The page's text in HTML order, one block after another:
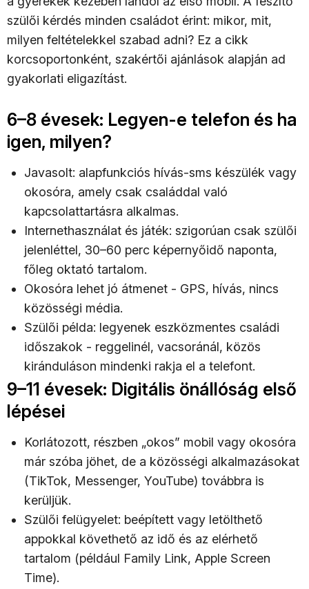
szülői kérdés minden családot érint: mikor, mit,
milyen feltételekkel szabad adni? Ez a cikk
korcsoportonként, szakértői ajánlások alapján ad
gyakorlati eligazítást.
6–8 évesek: Legyen-e telefon és ha
igen, milyen?
Javasolt: alapfunkciós hívás-sms készülék vagy
okosóra, amely csak családdal való
kapcsolattartásra alkalmas.
Internethasználat és játék: szigorúan csak szülői
jelenléttel, 30–60 perc képernyőidő naponta,
főleg oktató tartalom.
Okosóra lehet jó átmenet - GPS, hívás, nincs
közösségi média.
Szülői példa: legyenek eszközmentes családi
időszakok - reggelinél, vacsoránál, közös
kiránduláson mindenki rakja el a telefont.
9–11 évesek: Digitális önállóság első
lépései
Korlátozott, részben „okos” mobil vagy okosóra
már szóba jöhet, de a közösségi alkalmazásokat
(TikTok, Messenger, YouTube) továbbra is
kerüljük.
Szülői felügyelet: beépített vagy letölthető
appokkal követhető az idő és az elérhető
tartalom (például Family Link, Apple Screen
Time).